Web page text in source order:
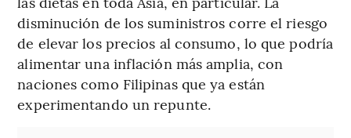
disminución de los suministros corre el riesgo
de elevar los precios al consumo, lo que podría
alimentar una inflación más amplia, con
naciones como Filipinas que ya están
experimentando un repunte.